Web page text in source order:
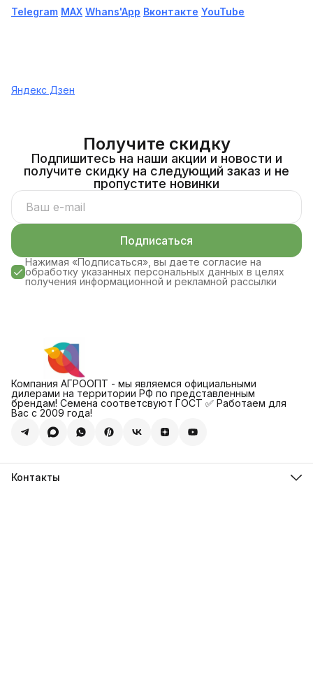
Telegram МАХ Whans'App Вконтакте YouTube
Яндекс Дзен
Получите скидку
Подпишитесь на наши акции и новости и
получите скидку на следующий заказ и не
пропустите новинки
Подписаться
Нажимая «Подписаться», вы даете согласие на
обработку указанных персональных данных в целях
получения информационной и рекламной рассылки
Компания АГРООПТ - мы являемся официальными
дилерами на территории РФ по представленным
брендам! Семена соответсвуют ГОСТ ✅ Работаем для
Вас с 2009 года!
Контакты